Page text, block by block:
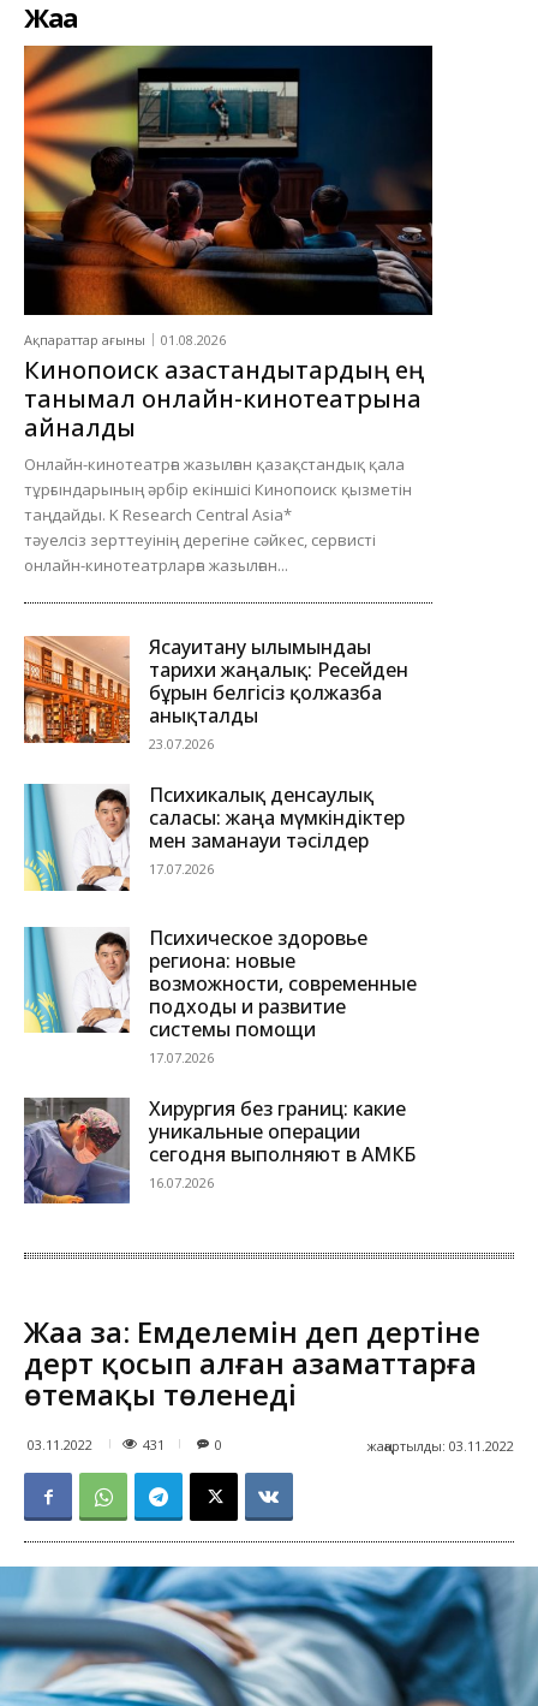
Жаңа
Ақпараттар ағыны 01.08.2026
Кинопоиск қазақстандықтардың ең
танымал онлайн-кинотеатрына
айналды
Онлайн-кинотеатрға жазылған қазақстандық қала
тұрғындарының әрбір екіншісі Кинопоиск қызметін
таңдайды. K Research Central Asia*
тәуелсіз зерттеуінің дерегіне сәйкес, сервисті
онлайн-кинотеатрларға жазылған...
Ясауитану ғылымындағы
тарихи жаңалық: Ресейден
бұрын белгісіз қолжазба
анықталды
23.07.2026
Психикалық денсаулық
саласы: жаңа мүмкіндіктер
мен заманауи тәсілдер
17.07.2026
Психическое здоровье
региона: новые
возможности, современные
подходы и развитие
системы помощи
17.07.2026
Хирургия без границ: какие
уникальные операции
сегодня выполняют в АМКБ
16.07.2026